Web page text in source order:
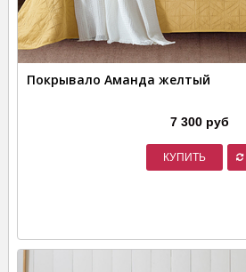
Покрывало Аманда желтый
7 300 руб
КУПИТЬ